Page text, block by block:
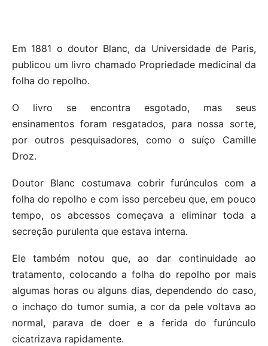
Em 1881 o doutor Blanc, da Universidade de Paris,
publicou um livro chamado Propriedade medicinal da
folha do repolho.
O livro se encontra esgotado, mas seus
ensinamentos foram resgatados, para nossa sorte,
por outros pesquisadores, como o suíço Camille
Droz.
Doutor Blanc costumava cobrir furúnculos com a
folha do repolho e com isso percebeu que, em pouco
tempo, os abcessos começava a eliminar toda a
secreção purulenta que estava interna.
Ele também notou que, ao dar continuidade ao
tratamento, colocando a folha do repolho por mais
algumas horas ou alguns dias, dependendo do caso,
o inchaço do tumor sumia, a cor da pele voltava ao
normal, parava de doer e a ferida do furúnculo
cicatrizava rapidamente.